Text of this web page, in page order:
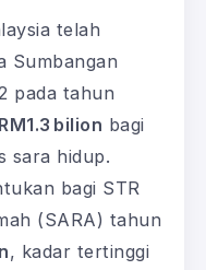
telah
Sumbangan
pada tahun
RM1.3 bilion bagi
sara hidup.
bagi STR
(SARA) tahun
, kadar tertinggi